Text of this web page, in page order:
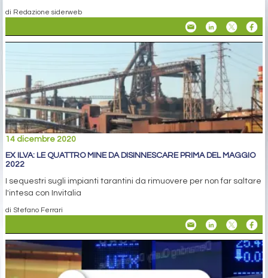
di Redazione siderweb
14 dicembre 2020
EX ILVA: LE QUATTRO MINE DA DISINNESCARE PRIMA DEL MAGGIO
2022
I sequestri sugli impianti tarantini da rimuovere per non far saltare
l'intesa con Invitalia
di Stefano Ferrari